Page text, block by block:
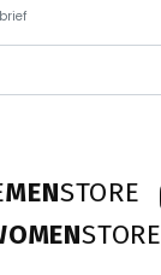
MENSTORE
STORE